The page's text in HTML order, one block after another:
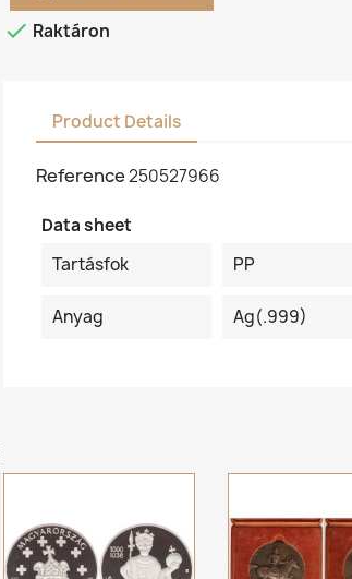
 Raktáron
Product Details
Reference250527966
Data sheet
Tartásfok
PP
Anyag Ag(.999)